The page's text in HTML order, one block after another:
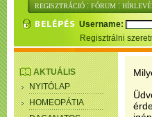
REGISZTRÁCIÓ : FÓRUM :
Username:
Regisztrálni
AKTUÁLIS
NYITÓLAP
HOMEOPÁTIA